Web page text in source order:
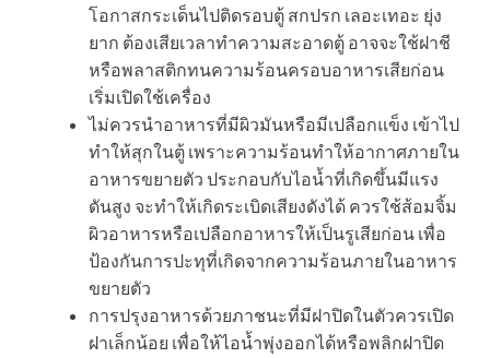
โอกาสกระเด็นไปติดรอบตู้ สกปรก เลอะเทอะ ยุ่ง
ยาก ต้องเสียเวลาทำความสะอาดตู้ อาจจะใช้ฝาชี
หรือพลาสติกทนความร้อนครอบอาหารเสียก่อน
เริ่มเปิดใช้เครื่อง
ไม่ควรนำอาหารที่มีผิวมันหรือมีเปลือกแข็ง เข้าไป
ทำให้สุกในตู้ เพราะความร้อนทำให้อากาศภายใน
อาหารขยายตัว ประกอบกับไอน้ำที่เกิดขึ้นมีแรง
ดันสูง จะทำให้เกิดระเบิดเสียงดังได้ ควรใช้ส้อมจิ้ม
ผิวอาหารหรือเปลือกอาหารให้เป็นรูเสียก่อน เพื่อ
ป้องกันการปะทุที่เกิดจากความร้อนภายในอาหาร
ขยายตัว
การปรุงอาหารด้วยภาชนะที่มีฝาปิดในตัวควรเปิด
ฝาเล็กน้อย เพื่อให้ไอน้ำพุ่งออกได้หรือพลิกฝาปิด